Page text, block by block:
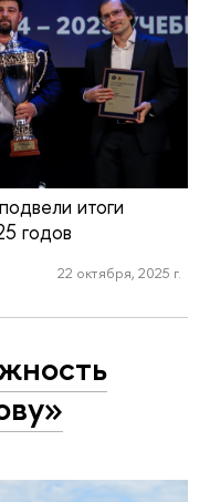
итоги
годов
22 октября, 2025 г.